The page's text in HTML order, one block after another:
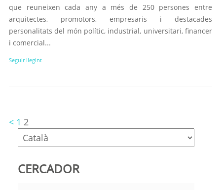
que reuneixen cada any a més de 250 persones entre
arquitectes, promotors, empresaris i destacades
personalitats del món polític, industrial, universitari, financer
i comercial...
Seguir llegint
< 1 2
CERCADOR